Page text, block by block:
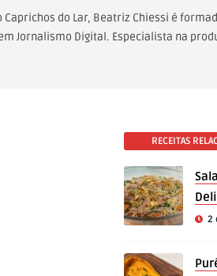
Caprichos do Lar, Beatriz Chiessi é
Jornalismo Digital. Especialista na
RECEITAS
2